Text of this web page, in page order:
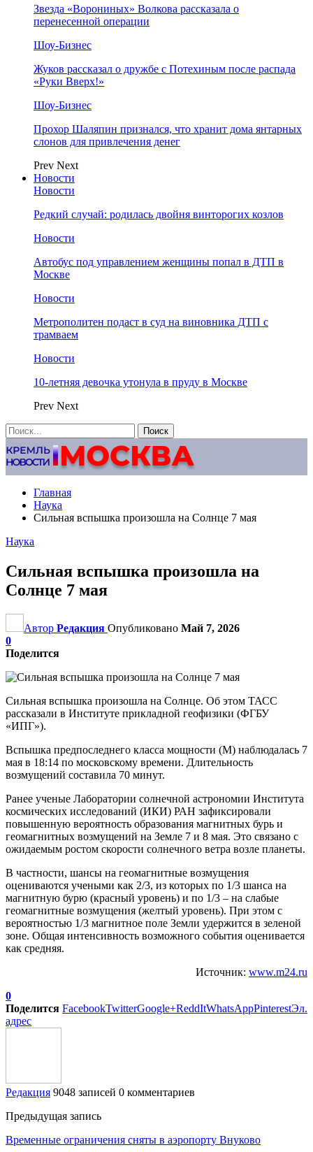
Звезда «Ворониных» Волкова рассказала о
перенесенной операции
Шоу-Бизнес
Жуков рассказал о дружбе с Потехиным после распада
«Руки Вверх!»
Шоу-Бизнес
Прохор Шаляпин признался, что хранит дома янтарных
слонов для привлечения денег
Prev Next
Новости
Новости
Редкий случай: родилась двойня винторогих козлов
Новости
Автобус под управлением женщины попал в ДТП в
Москве
Новости
Метрополитен подаст в суд на виновника ДТП с
трамваем
Новости
10-летняя девочка утонула в пруду в Москве
Prev Next
Главная
Наука
Сильная вспышка произошла на Солнце 7 мая
Наука
Сильная вспышка произошла на
Солнце 7 мая
Автор Редакция Опубликовано Май 7, 2026
0
Поделится
Сильная вспышка произошла на Солнце. Об этом ТАСС
рассказали в Институте прикладной геофизики (ФГБУ
«ИПГ»).
Вспышка предпоследнего класса мощности (М) наблюдалась 7
мая в 18:14 по московскому времени. Длительность
возмущений составила 70 минут.
Ранее ученые Лаборатории солнечной астрономии Института
космических исследований (ИКИ) РАН зафиксировали
повышенную вероятность образования магнитных бурь и
геомагнитных возмущений на Земле 7 и 8 мая. Это связано с
ожидаемым ростом скорости солнечного ветра возле планеты.
В частности, шансы на геомагнитные возмущения
оцениваются учеными как 2/3, из которых по 1/3 шанса на
магнитную бурю (красный уровень) и по 1/3 – на слабые
геомагнитные возмущения (желтый уровень). При этом с
вероятностью 1/3 магнитное поле Земли удержится в зеленой
зоне. Общая интенсивность возможного события оценивается
как средняя.
Источник: www.m24.ru
0
Поделится FacebookTwitterGoogle+ReddItWhatsAppPinterestЭл.
адрес
Редакция 9048 записей 0 комментариев
Предыдущая запись
Временные ограничения сняты в аэропорту Внуково